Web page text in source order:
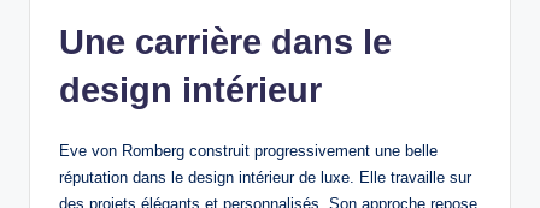
Une carrière dans le
design intérieur
Eve von Romberg construit progressivement une belle
réputation dans le design intérieur de luxe. Elle travaille sur
des projets élégants et personnalisés. Son approche repose